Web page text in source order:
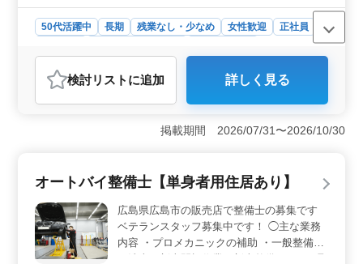
50代活躍中 長期 残業なし・少なめ 女性歓迎
正社員
おすすめポイント
＜二輪車販売店 整備士 募集＞ 東京都港区に位置する二
輪車販売店が、経験豊富な整備士を募集しています。バ
イクの納車整備や分解整備、オーバーホールなど、幅広
い整備業務に携わります。50歳以上の方も歓迎し、ベテ
方が活躍中。社会保険が完備され、交通費も全額支給さ
で、年間休日は107日。育児休暇や有給休暇も取得可能で
す。 ＜企業情報＞ 東京都港区に拠点を置く二輪車
販売・整備の専門店。734人の従業員がおり、平均年齢は
52.3歳。禁煙対策も実施されており、自動車整備業にお
検討リスト に追加 詳しく見る
掲載期間 2026/07/31〜2026/10/30
オートバイ整備士【単身者用住居あり】
広島県広島市の販売店で整備士の募集です
ベテランスタッフ募集中です！ ◯主な業務
内容 ・プロメカニックの補助 ・一般整備